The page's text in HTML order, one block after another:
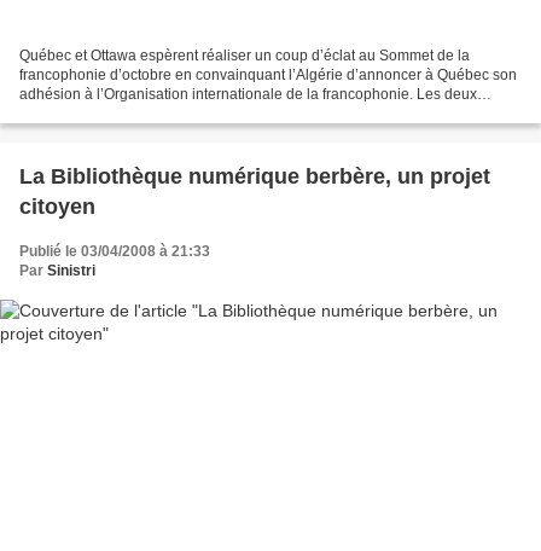
Québec et Ottawa espèrent réaliser un coup d’éclat au Sommet de la
francophonie d’octobre en convainquant l’Algérie d’annoncer à Québec son
adhésion à l’Organisation internationale de la francophonie. Les deux
La Bibliothèque numérique berbère, un projet
citoyen
Publié le 03/04/2008 à 21:33
Par Sinistri